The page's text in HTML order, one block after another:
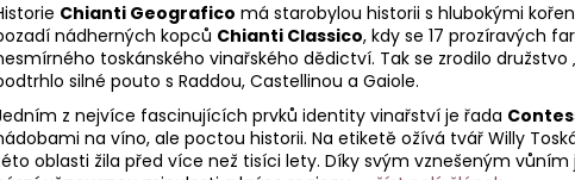
Chianti Geografico má starobylou historii s hlubokými
nádherných kopců Chianti Classico, kdy se 17 prozíravých
toskánského vinařského dědictví. Tak se zrodilo
silné pouto s Raddou, Castellinou a Gaiole.
z nejvíce fascinujících prvků identity vinařství je řada
na víno, ale poctou historii. Na etiketě ožívá tvář Willy
oblasti žila před více než tisíci lety. Díky svým vznešeným
GRIGIO ALTO ADIGE DOC.ELENA IL BASTARDO